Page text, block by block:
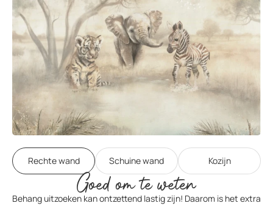
Rechte wand Schuine wand Kozijn
Goed om te weten
Behang uitzoeken kan ontzettend lastig zijn! Daarom is het extra